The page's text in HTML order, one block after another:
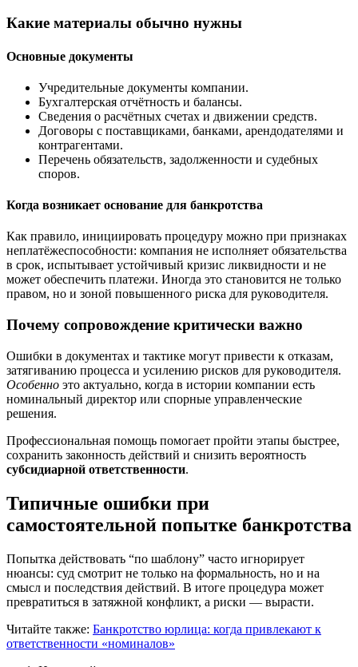
Какие материалы обычно нужны
Основные документы
Учредительные документы компании.
Бухгалтерская отчётность и балансы.
Сведения о расчётных счетах и движении средств.
Договоры с поставщиками, банками, арендодателями и
контрагентами.
Перечень обязательств, задолженности и судебных
споров.
Когда возникает основание для банкротства
Как правило, инициировать процедуру можно при признаках
неплатёжеспособности: компания не исполняет обязательства
в срок, испытывает устойчивый кризис ликвидности и не
может обеспечить платежи. Иногда это становится не только
правом, но и зоной повышенного риска для руководителя.
Почему сопровождение критически важно
Ошибки в документах и тактике могут привести к отказам,
затягиванию процесса и усилению рисков для руководителя.
Особенно это актуально, когда в истории компании есть
номинальный директор или спорные управленческие
решения.
Профессиональная помощь помогает пройти этапы быстрее,
сохранить законность действий и снизить вероятность
субсидиарной ответственности.
Типичные ошибки при
самостоятельной попытке банкротства
Попытка действовать “по шаблону” часто игнорирует
нюансы: суд смотрит не только на формальность, но и на
смысл и последствия действий. В итоге процедура может
превратиться в затяжной конфликт, а риски — вырасти.
Читайте также: Банкротство юрлица: когда привлекают к
ответственности «номиналов»